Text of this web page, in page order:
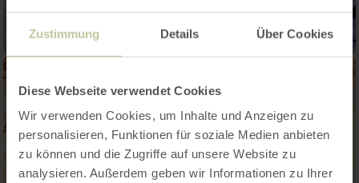
Zustimmung Details Über Cookies
Diese Webseite verwendet Cookies
Wir verwenden Cookies, um Inhalte und Anzeigen zu
personalisieren, Funktionen für soziale Medien anbieten
zu können und die Zugriffe auf unsere Website zu
analysieren. Außerdem geben wir Informationen zu Ihrer